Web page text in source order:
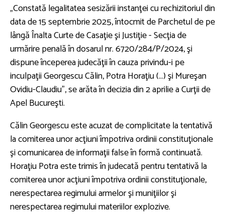
„Constată legalitatea sesizării instanţei cu rechizitoriul din
data de 15 septembrie 2025, întocmit de Parchetul de pe
lângă Înalta Curte de Casaţie şi Justiţie - Secţia de
urmărire penală în dosarul nr. 6720/284/P/2024, şi
dispune începerea judecăţii în cauza privindu-i pe
inculpaţii Georgescu Călin, Potra Horaţiu (...) şi Mureşan
Ovidiu-Claudiu”, se arăta în decizia din 2 aprilie a Curţii de
Apel Bucureşti.
Călin Georgescu este acuzat de complicitate la tentativă
la comiterea unor acţiuni împotriva ordinii constituţionale
şi comunicarea de informaţii false în formă continuată.
Horaţiu Potra este trimis în judecată pentru tentativă la
comiterea unor acţiuni împotriva ordinii constituţionale,
nerespectarea regimului armelor şi muniţiilor şi
nerespectarea regimului materiilor explozive.